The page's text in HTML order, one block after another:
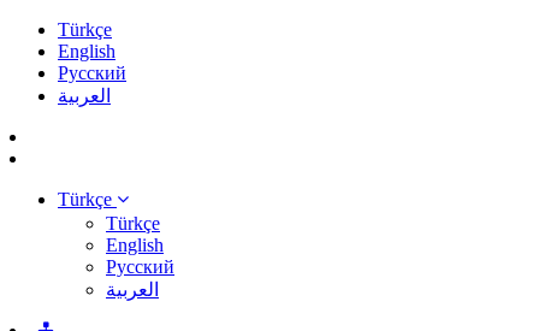
Türkçe
English
Pусский
العربية
Türkçe
Türkçe
English
Pусский
العربية